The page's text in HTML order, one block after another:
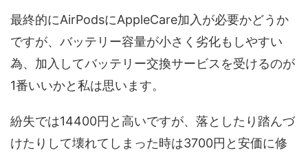
最終的にAirPodsにAppleCare加入が必要かどうか
ですが、バッテリー容量が小さく劣化もしやすい
為、加入してバッテリー交換サービスを受けるのが
1番いいかと私は思います。
紛失では14400円と高いですが、落としたり踏んづ
けたりして壊れてしまった時は3700円と安価に修